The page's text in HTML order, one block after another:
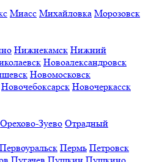
Миасс Михайловка Морозовск
Нижнекамск Нижний
Новоалександровск
Новомосковск
Новочебоксарск Новочеркасск
Орехово-Зуево Отрадный
Первоуральск Пермь Петровск
Пугачев Пушкин Пушкино